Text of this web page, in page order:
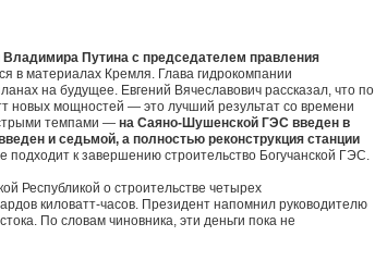
Владимира Путина с председателем правления
в материалах Кремля. Глава гидрокомпании
на будущее. Евгений Вячеславович рассказал, что по
новых мощностей — это лучший результат со времени
темпами — на Саяно-Шушенской ГЭС введен в
и седьмой, а полностью реконструкция станции
подходит к завершению строительство Богучанской ГЭС.
Республикой о строительстве четырех
киловатт-часов. Президент напомнил руководителю
По словам чиновника, эти деньги пока не